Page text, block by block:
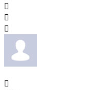



